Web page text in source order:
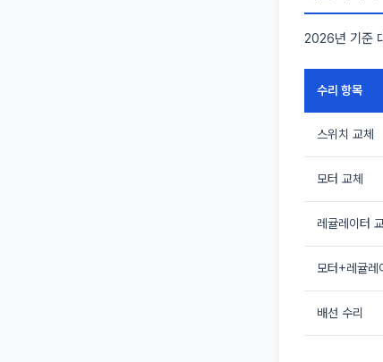
2026년 기준
수리 항목
스위치 교체
모터 교체
레귤레이터
모터+레귤레
배선 수리